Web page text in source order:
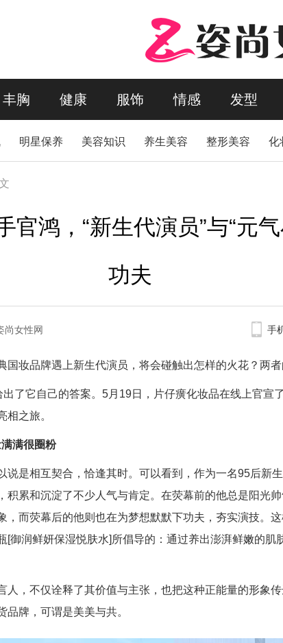
丰胸 健康 服饰 情感 发型
明星保养 美容知识 养生美容 整形美容 化
官鸿，“新生代演员”与“元
功夫
女性网 手
国妆品牌遇上新生代演员，将会碰触出怎样的火花？两
出了它自己的答案。5月19日，片仔癀化妆品在线上官
相之旅。
满很圈粉
说是相互契合，恰逢其时。可以看到，作为一名95后新
积累和沉淀了不少人气与肯定。在荧幕前的他总是阳光
，而荧幕后的他则也在为梦想默默下功夫，夯实演技。
[御润鲜妍保湿悦肤水]所倡导的：通过养出澎湃鲜嫩的肌
人，不仅诠释了其价值与主张，也把这种正能量的形象
品牌，可谓是美美与共。